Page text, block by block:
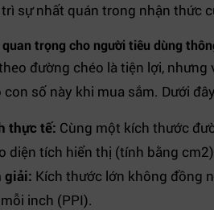
sự nhất quán trong nhận thức
quan trọng cho người tiêu dùng
đường chéo là tiện lợi,
con số này khi mua sắm. Dưới
thực tế: Cùng một kích thước
diện tích hiển thị (tính bằng
giải: Kích thước lớn không đồng
inch (PPI).